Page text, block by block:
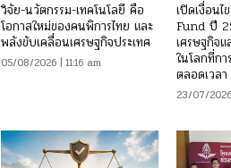
วิจัย-นวัตกรรม-เทคโนโลยี คือ
โอกาสใหม่ของคนพิการไทย และ
พลังขับเคลื่อนเศรษฐกิจประเทศ
05/08/2026 | 11:16 am
เปิดเงื่อน
Fund ปี
เศรษฐกิจ
ในโลกที่ก
ตลอดเวลา
23/07/